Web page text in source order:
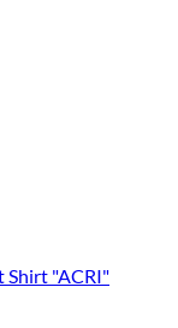
Shirt "ACRI"